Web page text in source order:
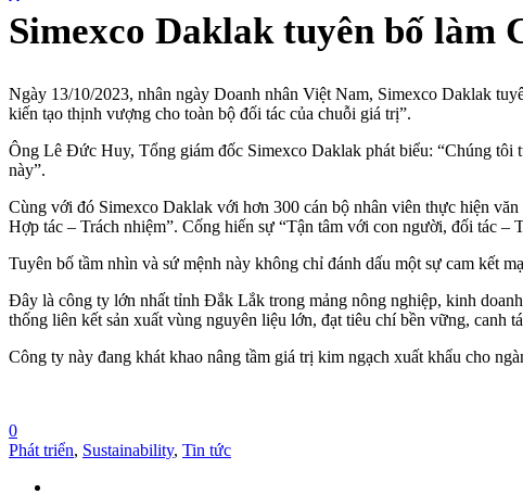
Simexco Daklak tuyên bố làm
Ngày 13/10/2023, nhân ngày Doanh nhân Việt Nam, Simexco Daklak
kiến tạo thịnh vượng cho toàn bộ đối tác của chuỗi giá trị”.
Ông Lê Đức Huy, Tổng giám đốc Simexco Daklak phát biểu: “Chúng tôi
này”.
Cùng với đó Simexco Daklak với hơn 300 cán bộ nhân viên thực hiện
Hợp tác – Trách nhiệm”. Cống hiến sự “Tận tâm với con người, đối tác
Tuyên bố tầm nhìn và sứ mệnh này không chỉ đánh dấu một sự cam kết
Đây là công ty lớn nhất tỉnh Đắk Lắk trong mảng nông nghiệp, kinh
thống liên kết sản xuất vùng nguyên liệu lớn, đạt tiêu chí bền vững, canh
Công ty này đang khát khao nâng tầm giá trị kim ngạch xuất khẩu cho
0
Phát triển, Sustainability, Tin tức